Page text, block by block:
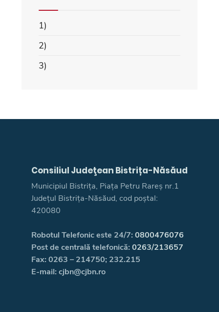
1)
2)
3)
Consiliul Judeţean Bistrița-Năsăud
Municipiul Bistrița, Piața Petru Rareș nr.1
Județul Bistrița-Năsăud, cod poștal:
420080
Robotul Telefonic este 24/7: 0800476076
Post de centrală telefonică: 0263/213657
Fax: 0263 – 214750; 232.215
E-mail: cjbn@cjbn.ro